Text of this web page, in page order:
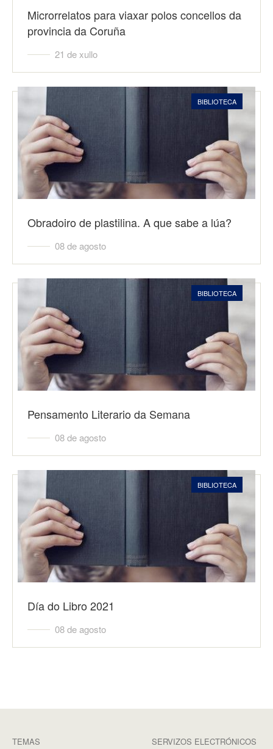
Microrrelatos para viaxar polos concellos da
provincia da Coruña
21 de xullo
BIBLIOTECA
Obradoiro de plastilina. A que sabe a lúa?
08 de agosto
BIBLIOTECA
Pensamento Literario da Semana
08 de agosto
BIBLIOTECA
Día do Libro 2021
08 de agosto
TEMAS SERVIZOS ELECTRÓNICOS